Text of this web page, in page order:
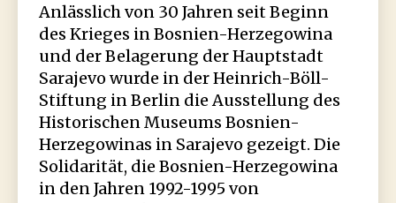
Anlässlich von 30 Jahren seit Beginn
des Krieges in Bosnien-Herzegowina
und der Belagerung der Hauptstadt
Sarajevo wurde in der Heinrich-Böll-
Stiftung in Berlin die Ausstellung des
Historischen Museums Bosnien-
Herzegowinas in Sarajevo gezeigt. Die
Solidarität, die Bosnien-Herzegowina
in den Jahren 1992-1995 von